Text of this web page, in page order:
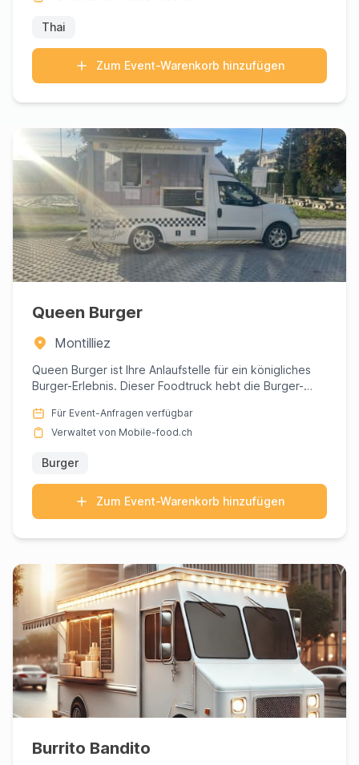
Thai
Zum Event-Warenkorb hinzufügen
Queen Burger
Montilliez
Queen Burger ist Ihre Anlaufstelle für ein königliches
Burger-Erlebnis. Dieser Foodtruck hebt die Burger-
Für Event-Anfragen verfügbar
Verwaltet von Mobile-food.ch
Burger
Zum Event-Warenkorb hinzufügen
Burrito Bandito